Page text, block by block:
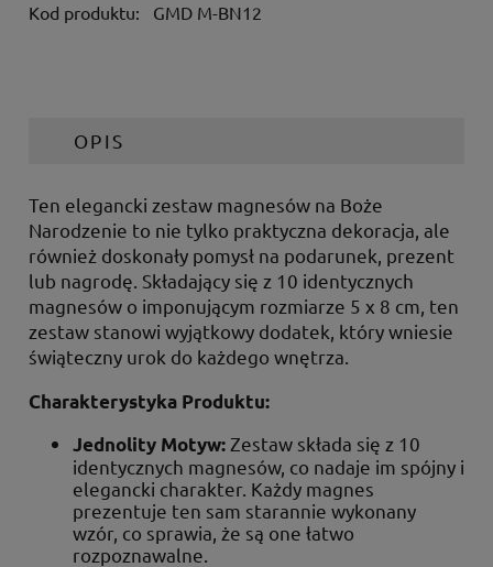
Kod produktu: GMD M-BN12
OPIS
Ten elegancki zestaw magnesów na Boże
Narodzenie to nie tylko praktyczna dekoracja, ale
również doskonały pomysł na podarunek, prezent
lub nagrodę. Składający się z 10 identycznych
magnesów o imponującym rozmiarze 5 x 8 cm, ten
zestaw stanowi wyjątkowy dodatek, który wniesie
świąteczny urok do każdego wnętrza.
Charakterystyka Produktu:
Jednolity Motyw: Zestaw składa się z 10
identycznych magnesów, co nadaje im spójny i
elegancki charakter. Każdy magnes
prezentuje ten sam starannie wykonany
wzór, co sprawia, że są one łatwo
rozpoznawalne.